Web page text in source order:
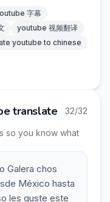
字幕
youtube 视频翻译
youtube to chinese
translate 32/32
so you know what
Galera chos
México hasta
les guste este